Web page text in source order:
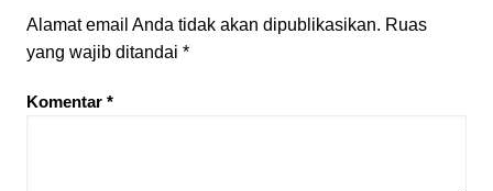
Alamat email Anda tidak akan dipublikasikan. Ruas
yang wajib ditandai *
Komentar *